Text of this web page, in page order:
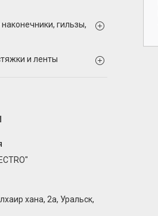
гильзы,
и ленты
хана, 2а, Уральск,